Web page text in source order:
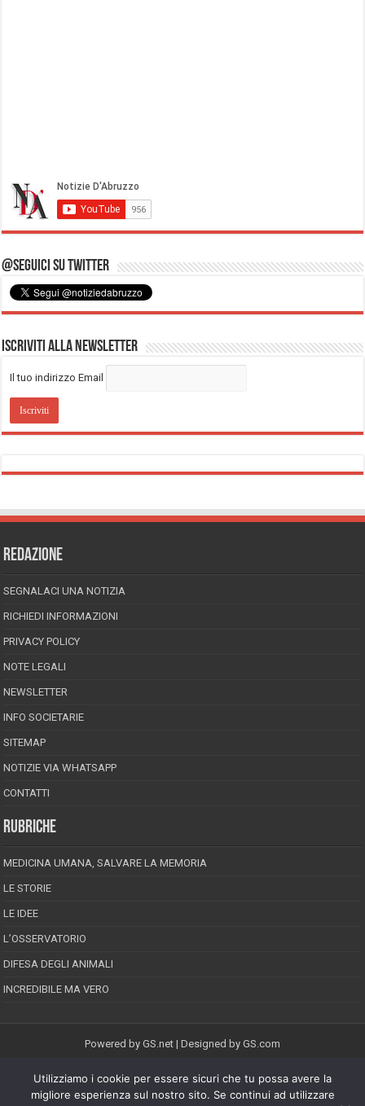
@Seguici su Twitter
Iscriviti alla Newsletter
Il tuo indirizzo Email
REDAZIONE
SEGNALACI UNA NOTIZIA
RICHIEDI INFORMAZIONI
PRIVACY POLICY
NOTE LEGALI
NEWSLETTER
INFO SOCIETARIE
SITEMAP
NOTIZIE VIA WHATSAPP
CONTATTI
RUBRICHE
MEDICINA UMANA, SALVARE LA MEMORIA
LE STORIE
LE IDEE
L’OSSERVATORIO
DIFESA DEGLI ANIMALI
INCREDIBILE MA VERO
Powered by GS.net | Designed by GS.com
EPINEION EDITRICE S.R.L.P.Iva 02008710689
Registrazione Tribunale di Pescara reg. speciale della stampa n.08/2012
Utilizziamo i cookie per essere sicuri che tu possa avere la
migliore esperienza sul nostro sito. Se continui ad utilizzare